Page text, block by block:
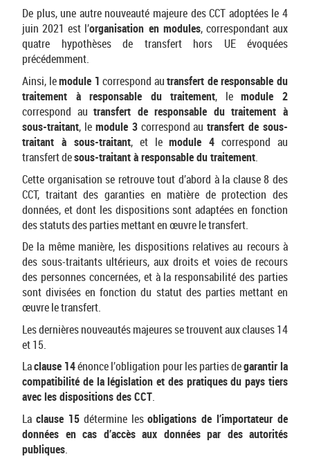
De plus, une autre nouveauté majeure des CCT adoptées le 4
juin 2021 est l’organisation en modules, correspondant aux
quatre hypothèses de transfert hors UE évoquées
précédemment.
Ainsi, lemodule 1 correspond autransfert de responsable du
traitement à responsable du traitement, lemodule 2
correspond autransfert de responsable du traitement à
sous-traitant, le module 3correspond autransfert de sous-
traitant à sous-traitant, et lemodule 4 correspond au
transfert desous-traitant à responsable du traitement.
Cette organisation se retrouve tout d’abord à la clause 8 des
CCT, traitant des garanties en matière de protection des
données, et dont les dispositions sont adaptées en fonction
des statuts des parties mettant en œuvre le transfert.
De la même manière, les dispositions relatives au recours à
des sous-traitants ultérieurs, aux droits et voies de recours
des personnes concernées, et à la responsabilité des parties
sont divisées en fonction du statut des parties mettant en
œuvre le transfert.
Les dernières nouveautés majeures se trouvent aux clauses 14
et 15.
Laclause 14énonce l’obligation pour les parties degarantir la
compatibilité de la législation et des pratiques du pays tiers
avec les dispositions des CCT.
La clause 15détermine lesobligations de l’importateur de
données en cas d’accès aux données par des autorités
publiques.